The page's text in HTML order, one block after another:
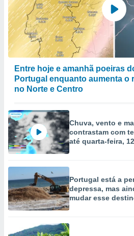
Entre hoje e amanhã poeiras
Portugal enquanto aumenta o
no Norte e Centro
Chuva, vento e
contrastam com
até quarta-feira,
Portugal está a
depressa, mas
mudar esse